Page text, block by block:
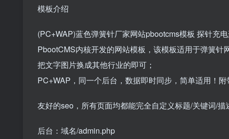
模板介绍
(PC+WAP)蓝色弹簧针厂家网站pbootcms模板 探针充
PbootCMS内核开发的网站模板，该模板适用于弹簧
把文字图片换成其他行业的即可；
PC+WAP，同一个后台，数据即时同步，简单适用！附
友好的seo，所有页面均都能完全自定义标题/关键词/
后台：域名/admin.php